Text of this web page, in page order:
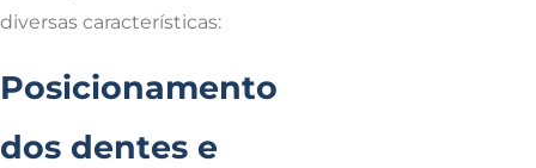
diversas características:
Posicionamento
dos dentes e